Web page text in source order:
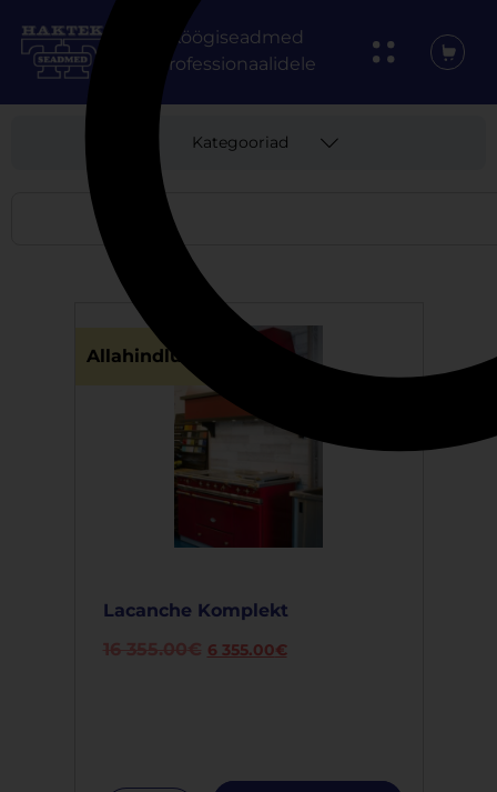
Köögiseadmed
professionaalidele
Kategooriad
Allahindlus!
Lacanche Komplekt
16 355.00€ 6 355.00€